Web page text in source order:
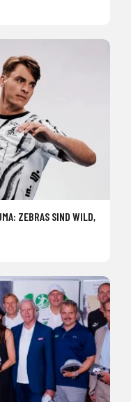
ZEBRAS SIND WILD,